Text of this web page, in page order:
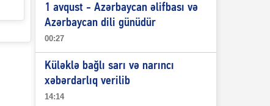
1 avqust - Azərbaycan əlifbası və
Azərbaycan dili günüdür
00:27
Küləklə bağlı sarı və narıncı
xəbərdarlıq verilib
14:14